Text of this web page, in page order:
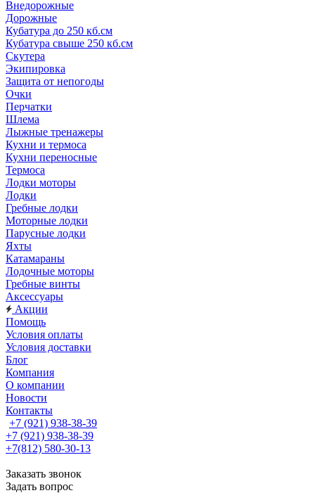
Внедорожные
Дорожные
Кубатура до 250 кб.см
Кубатура свыше 250 кб.см
Скутера
Экипировка
Защита от непогоды
Очки
Перчатки
Шлема
Лыжные тренажеры
Кухни и термоса
Кухни переносные
Термоса
Лодки моторы
Лодки
Гребные лодки
Моторные лодки
Парусные лодки
Яхты
Катамараны
Лодочные моторы
Гребные винты
Аксессуары
Акции
Помощь
Условия оплаты
Условия доставки
Блог
Компания
О компании
Новости
Контакты
+7 (921) 938-38-39
+7 (921) 938-38-39
+7(812) 580-30-13
Заказать звонок
Задать вопрос